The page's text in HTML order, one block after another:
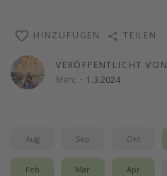
VERÖFFENTLICHT VON
Marc · 1.3.2024
HINZUFÜGEN TEILEN
Aug Sep Okt
Feb Mär Apr